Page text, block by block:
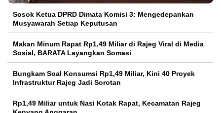
Sosok Ketua DPRD Dimata Komisi 3: Mengedepankan
Musyawarah Setiap Keputusan
Makan Minum Rapat Rp1,49 Miliar di Rajeg Viral di Media
Sosial, BARATA Layangkan Somasi
Bungkam Soal Konsumsi Rp1,49 Miliar, Kini 40 Proyek
Infrastruktur Rajeg Jadi Sorotan
Rp1,49 Miliar untuk Nasi Kotak Rapat, Kecamatan Rajeg